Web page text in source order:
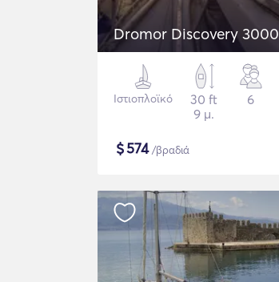
Dromor Discovery 3000
Ιστιοπλοϊκό
30 ft
9 μ.
6
$574/βραδιά